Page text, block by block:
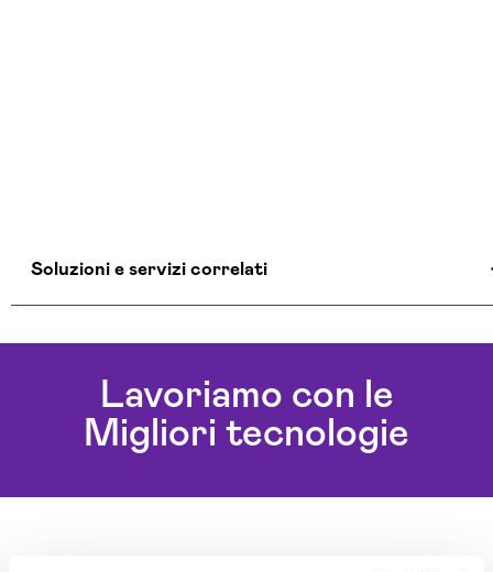
Soluzioni e servizi correlati
Agenti Ai Firenze
Assistente Virtuale Ai Firenze
Automazione Ai Firenze
Chatbot Intelligenza Artificiale Firenze
Lavoriamo con le
Migliori tecnologie